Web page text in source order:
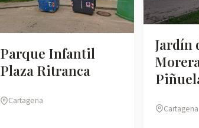
Parque Infantil
Plaza Ritranca
Cartagena
Jardín
Cartagena